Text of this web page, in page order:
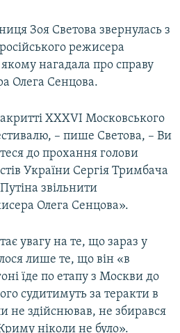
Зоя Светова звернулась з
режисера
нагадала про справу
Олега Сенцова.
XXXVI Московського
– пише Светова, – Ви
до прохання голови
України Сергія Тримбача
звільнити
Олега Сенцова».
увагу на те, що зараз у
лише те, що він «в
їде по етапу з Москви до
судитимуть за теракти в
не здійснював, не збирався
ніколи не було».